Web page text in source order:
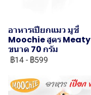
อาหารเปียกแมว มูชี่
Moochie สูตร Meaty
ขนาด 70 กรัม
฿14 - ฿599